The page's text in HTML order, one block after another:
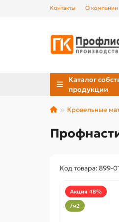
Контакты О компании
Каталог
продукции
Кровельные
Код товара: 899-
Акция -18%
/м2